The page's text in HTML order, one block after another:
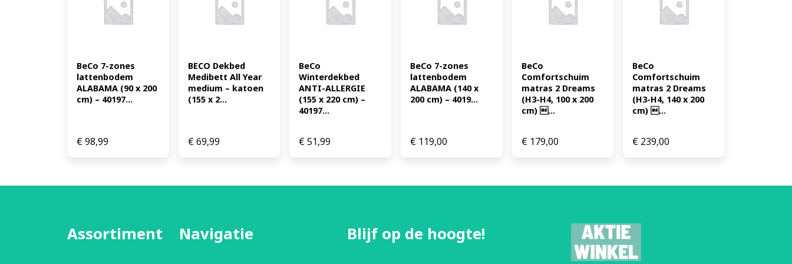
BeCo 7-zones
lattenbodem
ALABAMA (90 x 200
cm) – 40197...
€98,99
BECO Dekbed
Medibett All Year
medium – katoen
(155 x 2...
€69,99
BeCo
Winterdekbed
ANTI-ALLERGIE
(155 x 220 cm) –
40197...
€51,99
BeCo 7-zones
lattenbodem
ALABAMA (140 x
200 cm) – 4019...
€119,00
BeCo
Comfortschuim
matras 2 Dreams
(H3-H4, 100 x 200
cm) ...
€179,00
BeCo
Comfortschuim
matras 2 Dreams
(H3-H4, 140 x 200
cm) ...
€ 239,00
Assortiment Navigatie Blijf op de hoogte!